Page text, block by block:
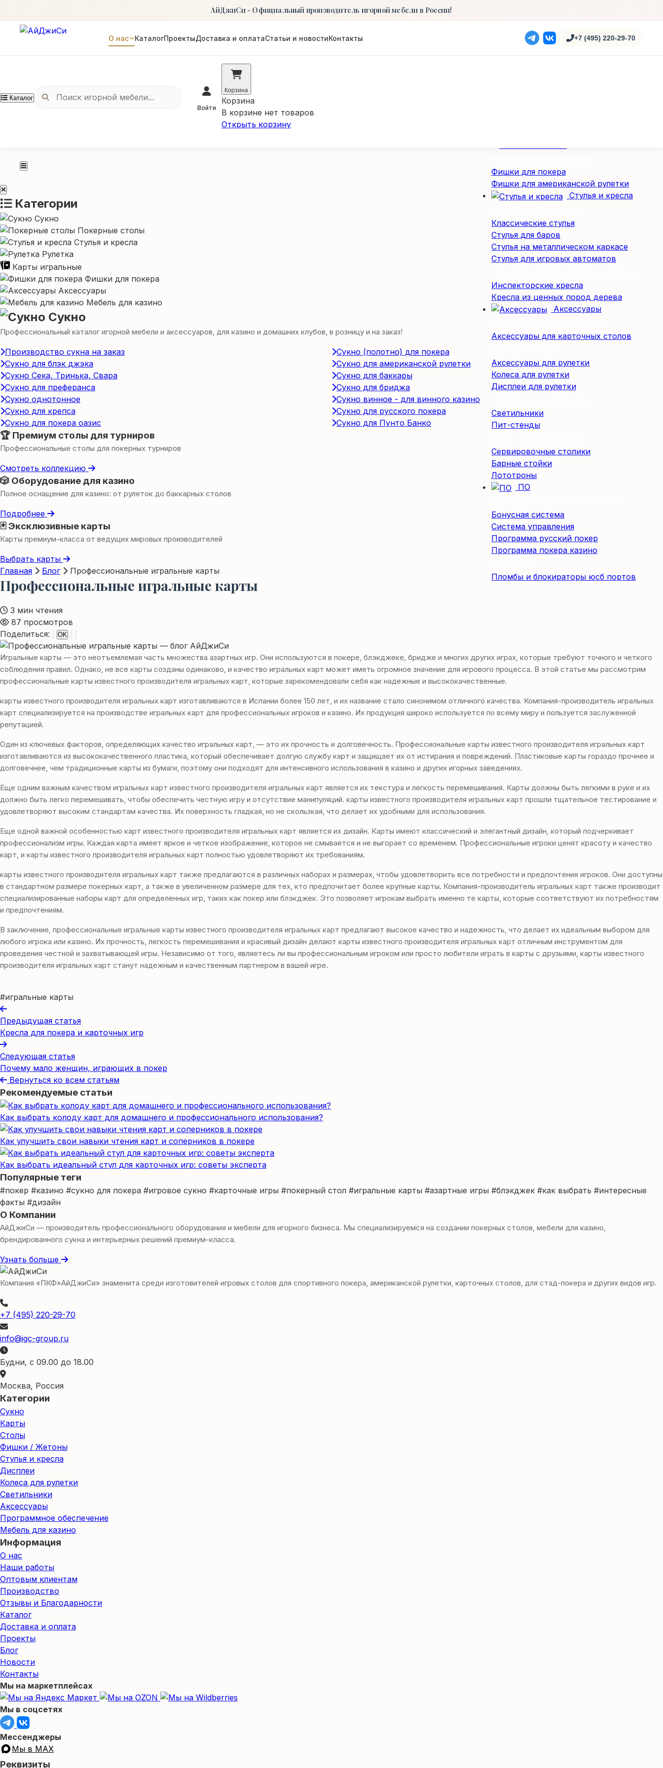
АйДжиСи - Официальный производитель игорной мебели в России!
О нас КаталогПроектыДоставка и оплатаСтатьи и новостиКонтакты +7 (495) 220-29-70
Каталог
Войти
Корзина
Корзина
В корзине нет товаров
Открыть корзину
Полупластиковые карты
Столы
Фишки для покера
Фишки для американской рулетки
Стулья и кресла
Классические стулья
Стулья для баров
Стулья на металлическом каркасе
Стулья для игровых автоматов
Инспекторские кресла
Кресла из ценных пород дерева
Аксессуары
Аксессуары для карточных столов
Аксессуары для рулетки
Колеса для рулетки
Дисплеи для рулетки
Светильники
Пит-стенды
Сервировочные столики
Барные стойки
Лототроны
ПО
Бонусная система
Система управления
Программа русский покер
Программа покера казино
Пломбы и блокираторы юсб портов
Категории
Сукно
Покерные столы
Стулья и кресла
Рулетка
Карты игральные
Фишки для покера
Аксессуары
Мебель для казино
Сукно
Профессиональный каталог игорной мебели и аксессуаров, для казино и домашних клубов, в розницу и на заказ!
Производство сукна на заказ
Сукно (полотно) для покера
Сукно для блэк джэка
Сукно для американской рулетки
Сукно Сека, Тринька, Свара
Сукно для баккары
Сукно для преферанса
Сукно для бриджа
Сукно однотонное
Сукно винное - для винного казино
Сукно для крепса
Сукно для русского покера
Сукно для покера оазис
Сукно для Пунто Банко
🏆 Премиум столы для турниров
Профессиональные столы для покерных турниров
Смотреть коллекцию
🎲 Оборудование для казино
Полное оснащение для казино: от рулеток до баккарных столов
Подробнее
🃏 Эксклюзивные карты
Карты премиум-класса от ведущих мировых производителей
Выбрать карты
Главная
Блог Профессиональные игральные карты
Профессиональные игральные карты
3 мин чтения
87 просмотров
Поделиться:
OK
Игральные карты — это неотъемлемая часть множества азартных игр. Они используются в покере, блэкджеке, бридже и многих других играх, которые требуют точного и четкого
соблюдения правил. Однако, не все карты созданы одинаково, и качество игральных карт может иметь огромное значение для игрового процесса. В этой статье мы рассмотрим
профессиональные карты известного производителя игральных карт, которые зарекомендовали себя как надежные и высококачественные.
карты известного производителя игральных карт изготавливаются в Испании более 150 лет, и их название стало синонимом отличного качества. Компания-производитель игральных
карт специализируется на производстве игральных карт для профессиональных игроков и казино. Их продукция широко используется по всему миру и пользуется заслуженной
репутацией.
Один из ключевых факторов, определяющих качество игральных карт, — это их прочность и долговечность. Профессиональные карты известного производителя игральных карт
изготавливаются из высококачественного пластика, который обеспечивает долгую службу карт и защищает их от истирания и повреждений. Пластиковые карты гораздо прочнее и
долговечнее, чем традиционные карты из бумаги, поэтому они подходят для интенсивного использования в казино и других игорных заведениях.
Еще одним важным качеством игральных карт известного производителя игральных карт является их текстура и легкость перемешивания. Карты должны быть легкими в руке и их
должно быть легко перемешивать, чтобы обеспечить честную игру и отсутствие манипуляций. карты известного производителя игральных карт прошли тщательное тестирование и
удовлетворяют высоким стандартам качества. Их поверхность гладкая, но не скользкая, что делает их удобными для использования.
Еще одной важной особенностью карт известного производителя игральных карт является их дизайн. Карты имеют классический и элегантный дизайн, который подчеркивает
профессионализм игры. Каждая карта имеет яркое и четкое изображение, которое не смывается и не выгорает со временем. Профессиональные игроки ценят красоту и качество
карт, и карты известного производителя игральных карт полностью удовлетворяют их требованиям.
карты известного производителя игральных карт также предлагаются в различных наборах и размерах, чтобы удовлетворить все потребности и предпочтения игроков. Они доступны
в стандартном размере покерных карт, а также в увеличенном размере для тех, кто предпочитает более крупные карты. Компания-производитель игральных карт также производит
специализированные наборы карт для определенных игр, таких как покер или блэкджек. Это позволяет игрокам выбрать именно те карты, которые соответствуют их потребностям
и предпочтениям.
В заключение, профессиональные игральные карты известного производителя игральных карт предлагают высокое качество и надежность, что делает их идеальным выбором для
любого игрока или казино. Их прочность, легкость перемешивания и красивый дизайн делают карты известного производителя игральных карт отличным инструментом для
проведения честной и захватывающей игры. Независимо от того, являетесь ли вы профессиональным игроком или просто любители играть в карты с друзьями, карты известного
производителя игральных карт станут надежным и качественным партнером в вашей игре.
#игральные карты
Предыдущая статья
Кресла для покера и карточных игр
Следующая статья
Почему мало женщин, играющих в покер
Вернуться ко всем статьям
Рекомендуемые статьи
Как выбрать колоду карт для домашнего и профессионального использования?
Как улучшить свои навыки чтения карт и соперников в покере
Как выбрать идеальный стул для карточных игр: советы эксперта
Популярные теги
#покер #казино #сукно для покера #игровое сукно #карточные игры #покерный стол #игральные карты #азартные игры #блэкджек #как выбрать #интересные
факты #дизайн
О Компании
АйДжиСи — производитель профессионального оборудования и мебели для игорного бизнеса. Мы специализируемся на создании покерных столов, мебели для казино,
брендированного сукна и интерьерных решений премиум-класса.
Узнать больше
Компания «ПКФ»АйДжиСи» знаменита среди изготовителей игровых столов для спортивного покера, американской рулетки, карточных столов, для стад-покера и других видов игр.
+7 (495) 220-29-70
info@igc-group.ru
Будни, с 09.00 до 18.00
Москва, Россия
Категории
Сукно
Карты
Столы
Фишки / Жетоны
Стулья и кресла
Дисплеи
Колеса для рулетки
Светильники
Аксессуары
Программное обеспечение
Мебель для казино
Информация
О нас
Наши работы
Оптовым клиентам
Производство
Отзывы и Благодарности
Каталог
Доставка и оплата
Проекты
Блог
Новости
Контакты
Мы на маркетплейсах
Мы в соцсетях
Мессенджеры
Мы в MAX
Реквизиты